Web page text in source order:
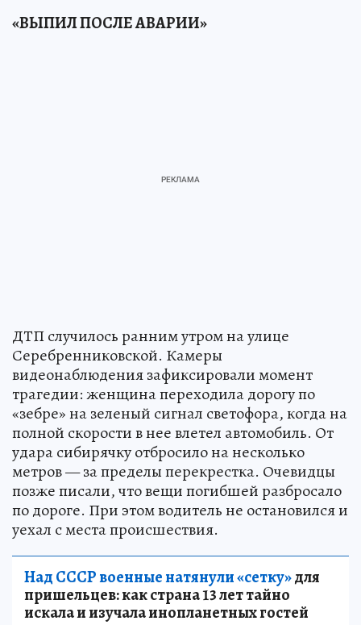
«ВЫПИЛ ПОСЛЕ АВАРИИ»
ДТП случилось ранним утром на улице
Серебренниковской. Камеры
видеонаблюдения зафиксировали момент
трагедии: женщина переходила дорогу по
«зебре» на зеленый сигнал светофора, когда на
полной скорости в нее влетел автомобиль. От
удара сибирячку отбросило на несколько
метров — за пределы перекрестка. Очевидцы
позже писали, что вещи погибшей разбросало
по дороге. При этом водитель не остановился и
уехал с места происшествия.
Над СССР военные натянули «сетку»для
пришельцев: как страна 13 лет тайно
искала и изучала инопланетных гостей